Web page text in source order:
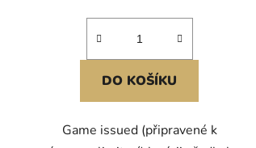
DO KOŠÍKU
Game issued (připravené k